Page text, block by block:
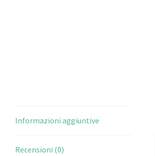
Informazioni aggiuntive
Recensioni (0)